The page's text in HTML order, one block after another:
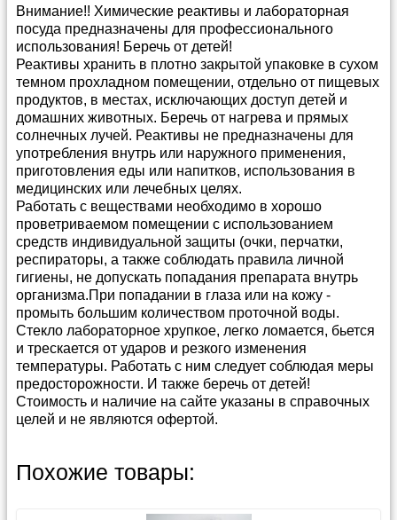
Внимание!! Химические реактивы и лабораторная
посуда предназначены для профессионального
использования! Беречь от детей!
Реактивы хранить в плотно закрытой упаковке в сухом
темном прохладном помещении, отдельно от пищевых
продуктов, в местах, исключающих доступ детей и
домашних животных. Беречь от нагрева и прямых
солнечных лучей. Реактивы не предназначены для
употребления внутрь или наружного применения,
приготовления еды или напитков, использования в
медицинских или лечебных целях.
Работать с веществами необходимо в хорошо
проветриваемом помещении с использованием
средств индивидуальной защиты (очки, перчатки,
респираторы, а также соблюдать правила личной
гигиены, не допускать попадания препарата внутрь
организма.При попадании в глаза или на кожу -
промыть большим количеством проточной воды.
Стекло лабораторное хрупкое, легко ломается, бьется
и трескается от ударов и резкого изменения
температуры. Работать с ним следует соблюдая меры
предосторожности. И также беречь от детей!
Стоимость и наличие на сайте указаны в справочных
целей и не являются офертой.
Прайс-лист можно скачать в
Эксель (4 400 кб)
Похожие товары: